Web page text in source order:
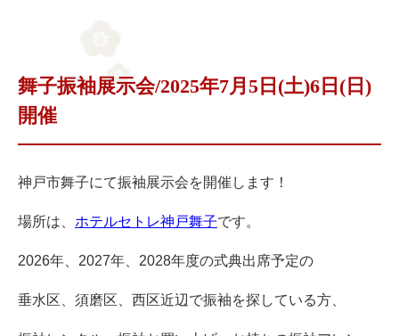
舞子振袖展示会/2025年7月5日(土)6日(日)
開催
神戸市舞子にて振袖展示会を開催します！
場所は、 ホテルセトレ神戸舞子です。
2026年、2027年、2028年度の式典出席予定の
垂水区、須磨区、西区近辺で振袖を探している方、